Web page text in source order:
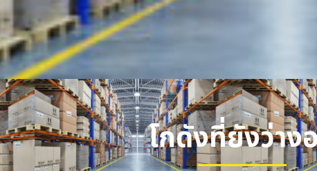
โกดังที่ยังว่าง